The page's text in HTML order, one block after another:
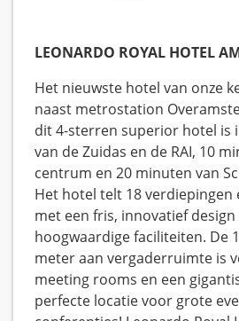
LEONARDO ROYAL HOTEL
Het nieuwste hotel van onze
naast metrostation
dit 4-sterren superior hotel is
van de Zuidas en de RAI, 10
centrum en 20 minuten van
Het hotel telt 18 verdiepingen
met een fris, innovatief
hoogwaardige faciliteiten. De
meter aan vergaderruimte is
meeting rooms en een
perfecte locatie voor grote